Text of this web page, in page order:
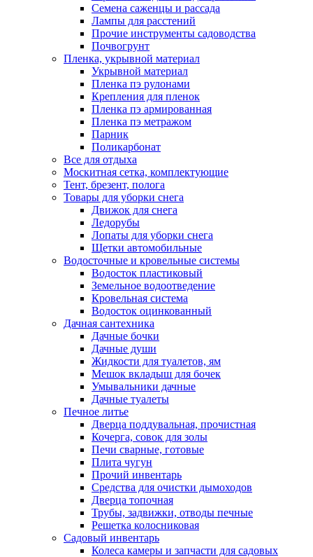
Семена саженцы и рассада
Лампы для расстений
Прочие инструменты садоводства
Почвогрунт
Пленка, укрывной материал
Укрывной материал
Пленка пэ рулонами
Крепления для пленок
Пленка пэ армированная
Пленка пэ метражом
Парник
Поликарбонат
Все для отдыха
Москитная сетка, комплектующие
Тент, брезент, полога
Товары для уборки снега
Движок для снега
Ледорубы
Лопаты для уборки снега
Щетки автомобильные
Водосточные и кровельные системы
Водосток пластиковый
Земельное водоотведение
Кровельная система
Водосток оцинкованный
Дачная сантехника
Дачные бочки
Дачные души
Жидкости для туалетов, ям
Мешок вкладыш для бочек
Умывальники дачные
Дачные туалеты
Печное литье
Дверца поддувальная, прочистная
Кочерга, совок для золы
Печи сварные, готовые
Плита чугун
Прочий инвентарь
Средства для очистки дымоходов
Дверца топочная
Трубы, задвижки, отводы печные
Решетка колосниковая
Садовый инвентарь
Колеса камеры и запчасти для садовых